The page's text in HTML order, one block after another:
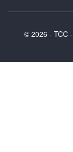
© 2026 - TCC